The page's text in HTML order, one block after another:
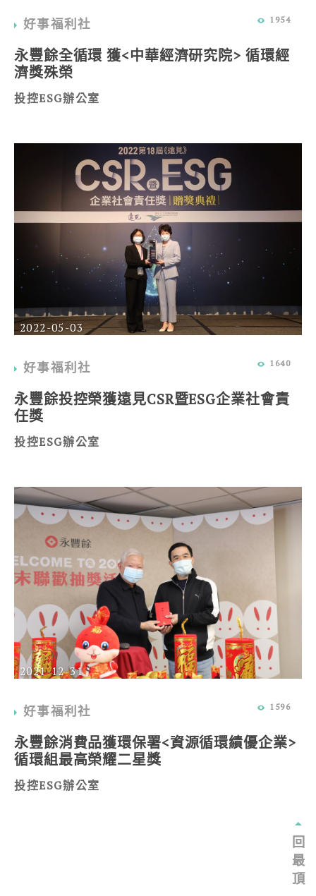
回
最
頂
好事福利社 1954
永豐餘全循環 獲<中華經濟研究院> 循環經
濟獎殊榮
投控ESG辦公室
2022-05-03
好事福利社 1640
永豐餘投控榮獲遠見CSR暨ESG企業社會責
任獎
投控ESG辦公室
2021-12-31
好事福利社 1596
永豐餘消費品獲環保署<資源循環績優企業>
循環組最高榮耀二星獎
投控ESG辦公室